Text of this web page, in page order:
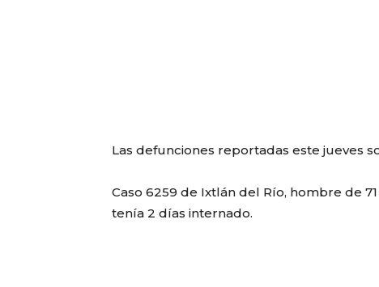
Las defunciones reportadas este jueves
Caso 6259 de Ixtlán del Río, hombre de
tenía 2 días internado.